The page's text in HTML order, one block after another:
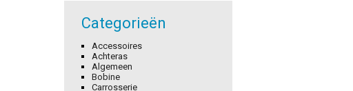
Categorieën
Accessoires
Achteras
Algemeen
Bobine
Carrosserie